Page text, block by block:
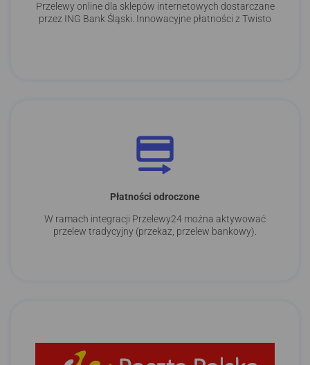
Przelewy online dla sklepów internetowych dostarczane
przez ING Bank Śląski. Innowacyjne płatności z Twisto
Płatności odroczone
W ramach integracji Przelewy24 można aktywować
przelew tradycyjny (przekaz, przelew bankowy).